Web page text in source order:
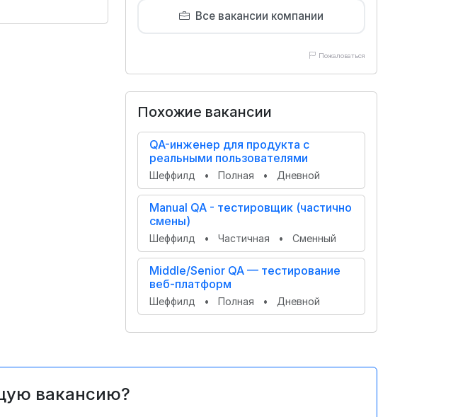
Все вакансии компании
Пожаловаться
Похожие вакансии
QA-инженер для продукта с
реальными пользователями
Шеффилд • Полная • Дневной
Manual QA - тестировщик (частично
смены)
Шеффилд • Частичная • Сменный
Middle/Senior QA — тестирование
веб-платформ
Шеффилд • Полная • Дневной
вакансию?